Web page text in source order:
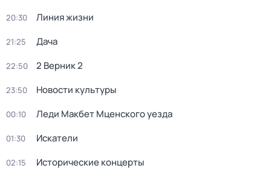
20:30 Линия жизни
21:25 Дача
22:50 2 Верник 2
23:50 Новости культуры
00:10 Леди Макбет Мценского уезда
01:30 Искатели
02:15 Исторические концерты